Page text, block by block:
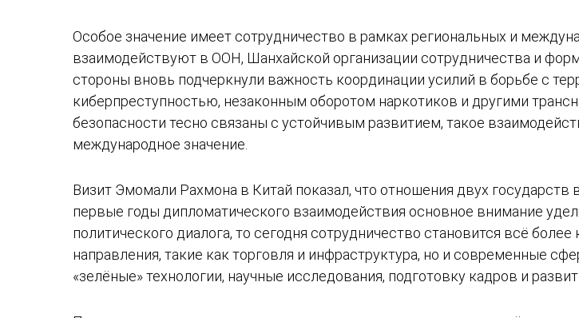
Особое значение имеет сотрудничество в рамках региональных и
взаимодействуют в ООН, Шанхайской организации сотрудничества и
стороны вновь подчеркнули важность координации усилий в борьбе с
киберпреступностью, незаконным оборотом наркотиков и другими
безопасности тесно связаны с устойчивым развитием, такое
международное значение.
Визит Эмомали Рахмона в Китай показал, что отношения двух
первые годы дипломатического взаимодействия основное внимание
политического диалога, то сегодня сотрудничество становится всё
направления, такие как торговля и инфраструктура, но и современные
«зелёные» технологии, научные исследования, подготовку кадров и